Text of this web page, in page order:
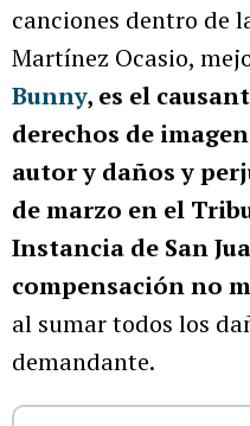
canciones dentro de
Martínez Ocasio,
Bunny, es el
derechos de
autor y daños y
de marzo en el
Instancia de San
compensación no
al sumar todos los
demandante.